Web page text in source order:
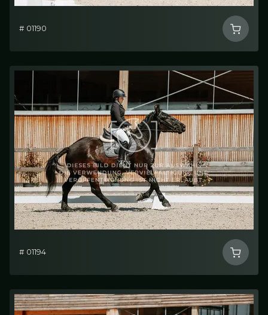
# 01190
# 01194